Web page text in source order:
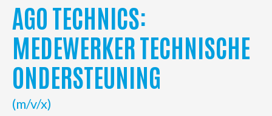
Kantoren
My AGO
Contact
AGO TECHNICS:
MEDEWERKER TECHNISCHE
ONDERSTEUNING
(m/v/x)